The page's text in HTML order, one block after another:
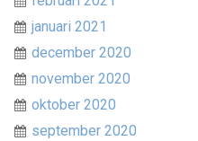
januari 2021
december 2020
november 2020
oktober 2020
september 2020